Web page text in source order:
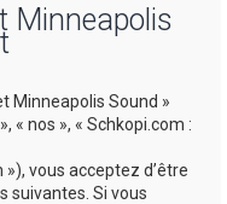
Minneapolis
Minneapolis Sound »
« nos », « Schkopi.com :
vous acceptez d’être
suivantes. Si vous